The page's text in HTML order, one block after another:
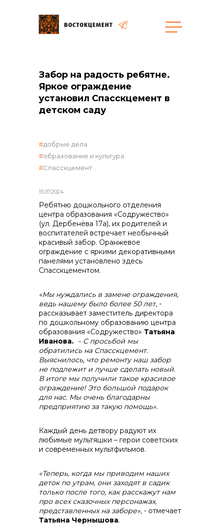
Закупки
общая информация
объявленные закупки
реализация неликвидов
контакты отдела закупок
Контакты
+7 (423) 234 50 50
info@vostokcement.ru
Забор на радость ребятне.
Яркое ограждение
установил Спасскцемент в
детском саду
15.07.2024
добрые дела
образование и культура
Спасскцемент
Ребятню дошкольного отделения
центра образования «Содружество»
(ул. Дербенёва 17а), их родителей и
воспитателей встречает необычный
красивый забор. Оранжевое
ограждение с яркими декоративными
панелями установлено здесь
Спасскцементом.
«Мы нуждались в замене ограждения,
ведь нашему было более 50 лет, -
рассказывает заместитель директора
по дошкольному образованию центра
образования «Содружество» Татьяна
Иванова. – С просьбой мы
обратились на Спасскцемент.
Выяснилось, что ремонту наш забор
не подлежит и лучше сделать новый.
В итоге мы получили такое красивое
ограждение! Это большой подарок
для нас. Мы очень благодарны
предприятию за такую помощь».
Каждый день детвору радуют их
любимые мультяшки – герои советских
и современных мультфильмов.
«Теперь, когда мы приводим наших
деток по утрам, они заходят в садик
только после того, как расскажут нам
про всех сказочных персонажах,
представленных на заборе», - отмечает
Татьяна Чернышова.